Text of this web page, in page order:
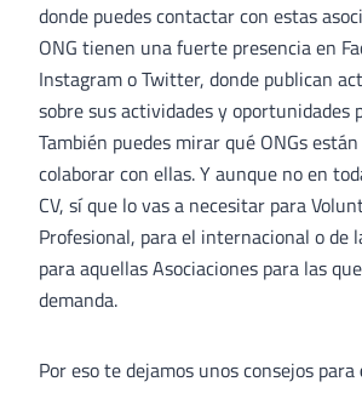
donde puedes contactar con estas
ONG tienen una fuerte presencia en
Instagram o Twitter, donde publican
sobre sus actividades y oportunidades
También puedes mirar qué ONGs
colaborar con ellas. Y aunque no en
CV, sí que lo vas a necesitar para
Profesional, para el internacional o de
para aquellas Asociaciones para las
demanda.
Por eso te dejamos unos consejos para